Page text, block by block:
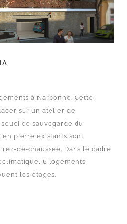
à Narbonne. Cette
sur un atelier de
de sauvegarde du
en pierre existants sont
de-chaussée. Dans le cadre
6 logements
les étages.